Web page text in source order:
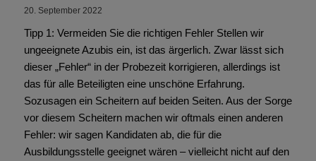
20. September 2022
Tipp 1: Vermeiden Sie die richtigen Fehler Stellen wir
ungeeignete Azubis ein, ist das ärgerlich. Zwar lässt sich
dieser „Fehler“ in der Probezeit korrigieren, allerdings ist
das für alle Beteiligten eine unschöne Erfahrung.
Sozusagen ein Scheitern auf beiden Seiten. Aus der Sorge
vor diesem Scheitern machen wir oftmals einen anderen
Fehler: wir sagen Kandidaten ab, die für die
Ausbildungsstelle geeignet wären – vielleicht nicht auf den